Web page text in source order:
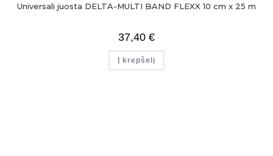
Universali juosta DELTA-MULTI BAND FLEXX 10 cm x 25 m
37,40 €
Į krepšelį